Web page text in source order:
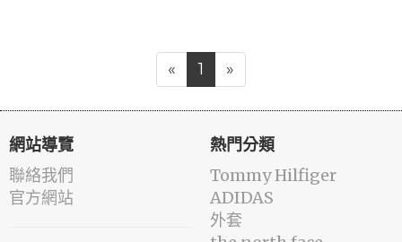
« 1 »
網站導覽
聯絡我們
官方網站
熱門分類
Tommy Hilfiger
ADIDAS
外套